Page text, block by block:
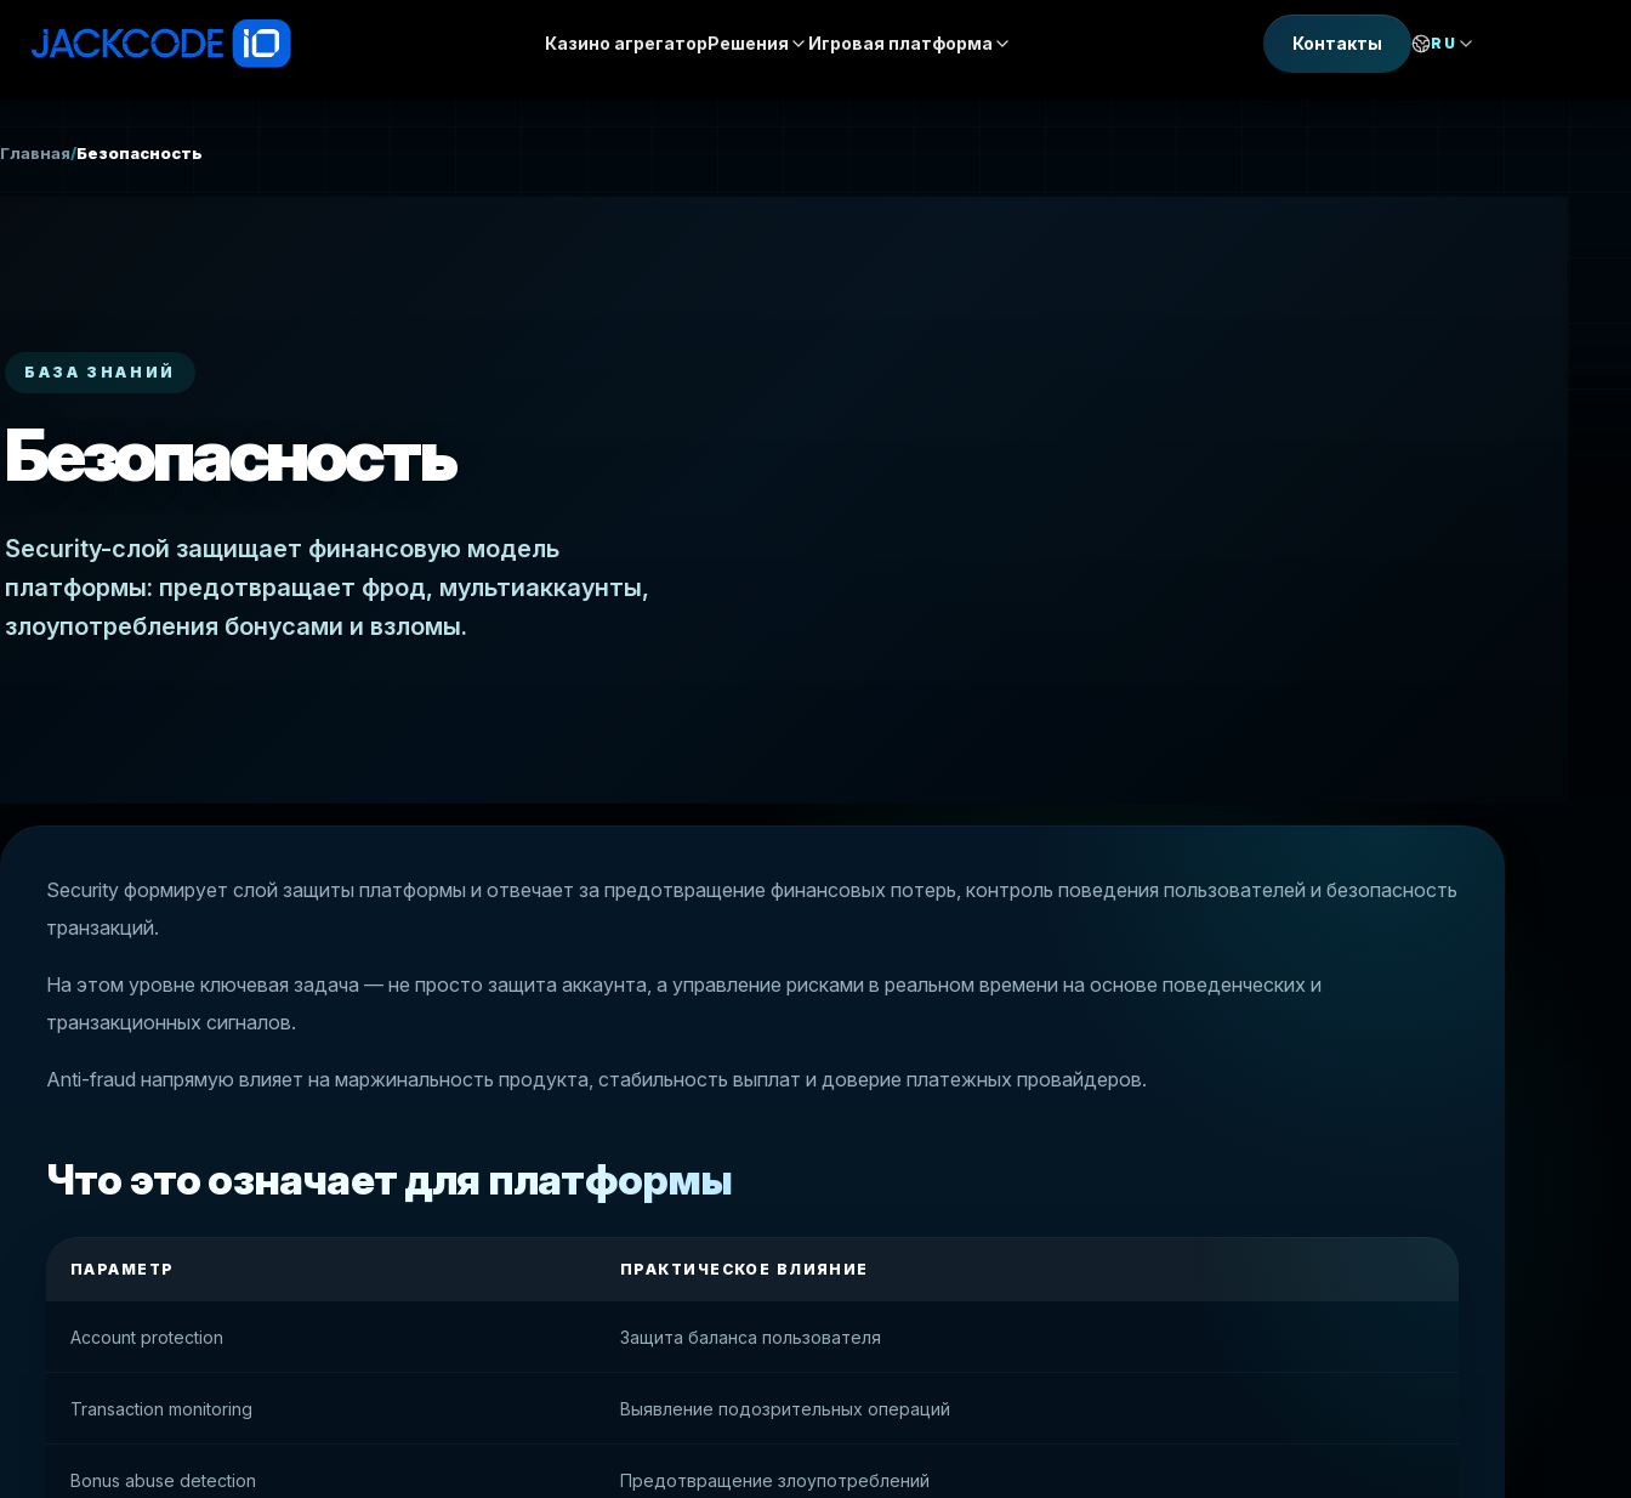
Казино агрегаторРешения Игровая платформа Контакты RU
Главная/Безопасность
БАЗА ЗНАНИЙ
Безопасность
Security-слой защищает финансовую модель
платформы: предотвращает фрод, мультиаккаунты,
злоупотребления бонусами и взломы.
Security формирует слой защиты платформы и отвечает за предотвращение финансовых потерь, контроль поведения пользователей и безопасность
транзакций.
На этом уровне ключевая задача — не просто защита аккаунта, а управление рисками в реальном времени на основе поведенческих и
транзакционных сигналов.
Anti-fraud напрямую влияет на маржинальность продукта, стабильность выплат и доверие платежных провайдеров.
Что это означает для платформы
ПАРАМЕТР ПРАКТИЧЕСКОЕ ВЛИЯНИЕ
Account protection Защита баланса пользователя
Transaction monitoring Выявление подозрительных операций
Bonus abuse detection Предотвращение злоупотреблений